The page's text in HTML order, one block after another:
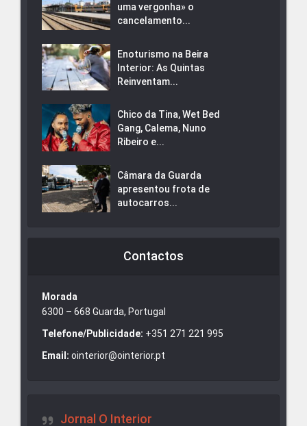
uma vergonha» o
cancelamento...
Enoturismo na Beira
Interior: As Quintas
Reinventam...
Chico da Tina, Wet Bed
Gang, Calema, Nuno
Ribeiro e...
Câmara da Guarda
apresentou frota de
autocarros...
Contactos
Morada
6300 – 668 Guarda, Portugal
Telefone/Publicidade: +351 271 221 995
Email: ointerior@ointerior.pt
Jornal O Interior